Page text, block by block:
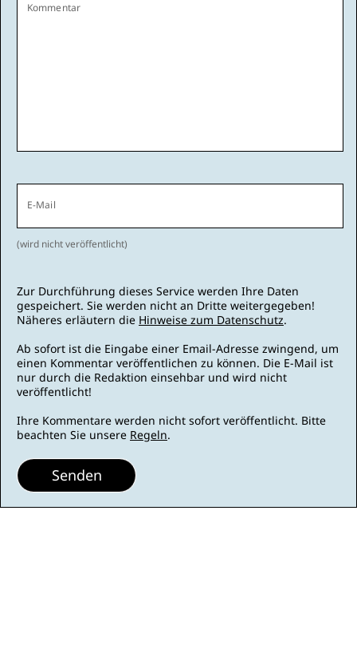
Kommentar
E-Mail
(wird nicht veröffentlicht)
Zur Durchführung dieses Service werden Ihre Daten
gespeichert. Sie werden nicht an Dritte weitergegeben!
Näheres erläutern die Hinweise zum Datenschutz.
Ab sofort ist die Eingabe einer Email-Adresse zwingend, um
einen Kommentar veröffentlichen zu können. Die E-Mail ist
nur durch die Redaktion einsehbar und wird nicht
veröffentlicht!
Ihre Kommentare werden nicht sofort veröffentlicht. Bitte
beachten Sie unsere Regeln.
Senden